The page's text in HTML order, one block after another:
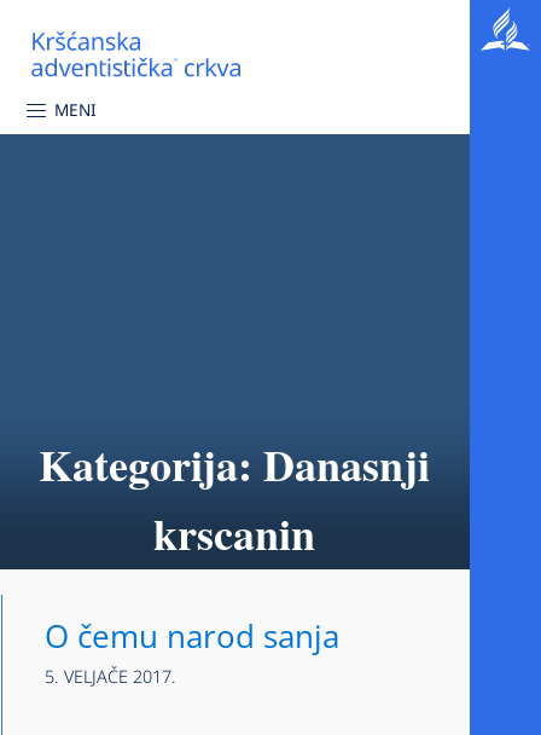
MENI
Kategorija:Danasnji
krscanin
O čemu narod sanja
5. VELJAČE 2017.